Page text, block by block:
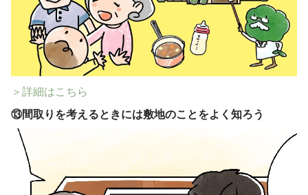
＞詳細はこちら
⑬間取りを考えるときには敷地のことをよく知ろう